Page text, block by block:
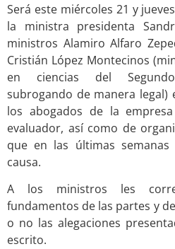
Será este miércoles 21 y
la ministra presidenta
ministros Alamiro Alfaro
Cristián López Montecinos
en ciencias del
subrogando de manera legal)
los abogados de la
evaluador, así como de
que en las últimas
causa.
A los ministros les
fundamentos de las partes y
o no las alegaciones
escrito.